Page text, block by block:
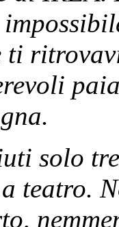
solo
teatro.